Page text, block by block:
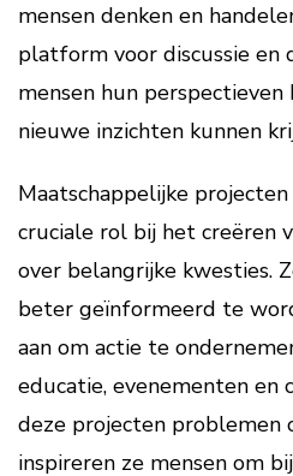
mensen denken en
platform voor discussie en
mensen hun
nieuwe inzichten kunnen
Maatschappelijke
cruciale rol bij het creëren
over belangrijke kwesties.
beter geïnformeerd te
aan om actie te
educatie, evenementen en
deze projecten problemen
inspireren ze mensen om